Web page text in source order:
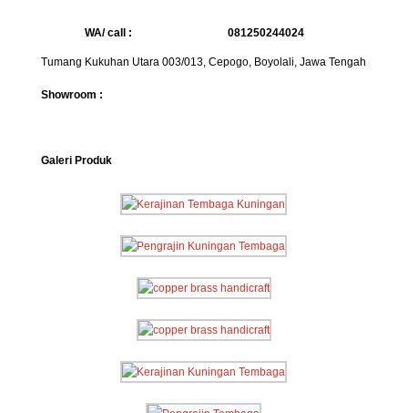
WA/ call : 081250244024
Tumang Kukuhan Utara 003/013, Cepogo, Boyolali, Jawa Tengah
Showroom :
Galeri Produk